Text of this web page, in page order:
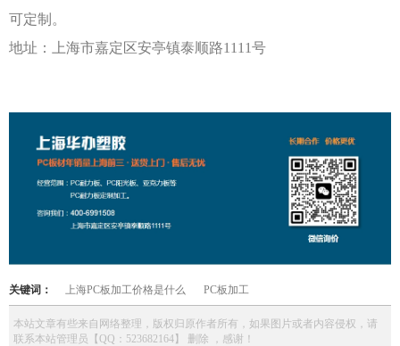
可定制。
地址：上海市嘉定区安亭镇泰顺路1111号
关键词： 上海PC板加工价格是什么 PC板加工
本站文章有些来自网络整理，版权归原作者所有，如果图片或者内容侵权，请
联系本站管理员【QQ：523682164】 删除 ，感谢！